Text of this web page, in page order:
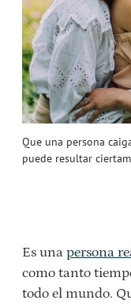
Que una persona
puede resultar
Es una persona
como tanto
todo el mundo.